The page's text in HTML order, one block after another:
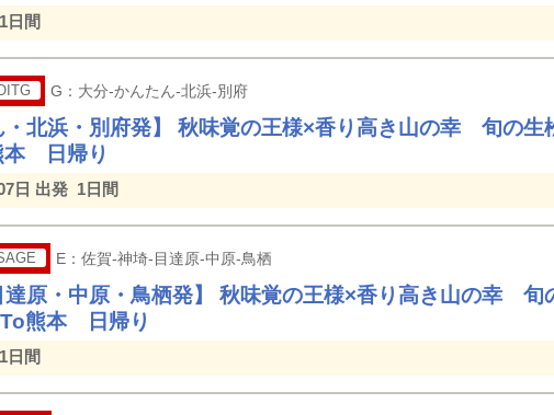
1日間
G：大分-かんたん-北浜-別府
・北浜・別府発】 秋味覚の王様×香り高き山の幸 旬の生
本 日帰り
日 出発 1日間
E：佐賀-神埼-目達原-中原-鳥栖
達原・中原・鳥栖発】 秋味覚の王様×香り高き山の幸 旬
To熊本 日帰り
1日間